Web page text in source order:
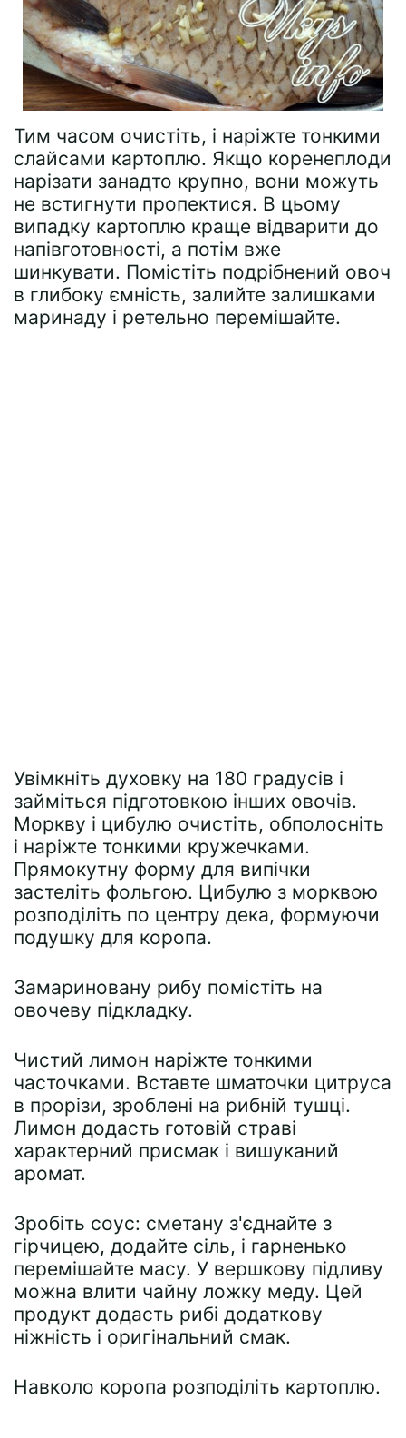
Тим часом очистіть, і наріжте тонкими
слайсами картоплю. Якщо коренеплоди
нарізати занадто крупно, вони можуть
не встигнути пропектися. В цьому
випадку картоплю краще відварити до
напівготовності, а потім вже
шинкувати. Помістіть подрібнений овоч
в глибоку ємність, залийте залишками
маринаду і ретельно перемішайте.
Увімкніть духовку на 180 градусів і
займіться підготовкою інших овочів.
Моркву і цибулю очистіть, обполосніть
і наріжте тонкими кружечками.
Прямокутну форму для випічки
застеліть фольгою. Цибулю з морквою
розподіліть по центру дека, формуючи
подушку для коропа.
Замариновану рибу помістіть на
овочеву підкладку.
Чистий лимон наріжте тонкими
часточками. Вставте шматочки цитруса
в прорізи, зроблені на рибній тушці.
Лимон додасть готовій страві
характерний присмак і вишуканий
аромат.
Зробіть соус: сметану з'єднайте з
гірчицею, додайте сіль, і гарненько
перемішайте масу. У вершкову підливу
можна влити чайну ложку меду. Цей
продукт додасть рибі додаткову
ніжність і оригінальний смак.
Навколо коропа розподіліть картоплю.